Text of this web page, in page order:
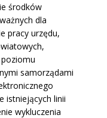
środków
dla
pracy urzędu,
samorządami
istniejących linii
wykluczenia